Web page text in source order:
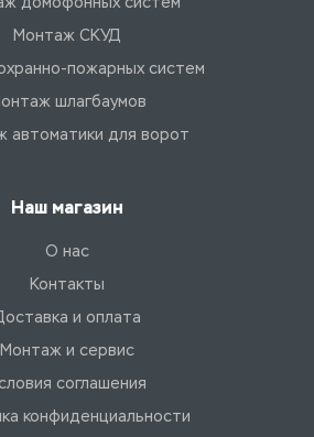
Монтаж СКУД
пожарных систем
шлагбаумов
автоматики для ворот
Наш магазин
О нас
Контакты
и оплата
Монтаж и сервис
соглашения
конфиденциальности